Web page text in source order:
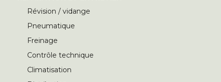
Révision / vidange
Pneumatique
Freinage
Contrôle technique
Climatisation